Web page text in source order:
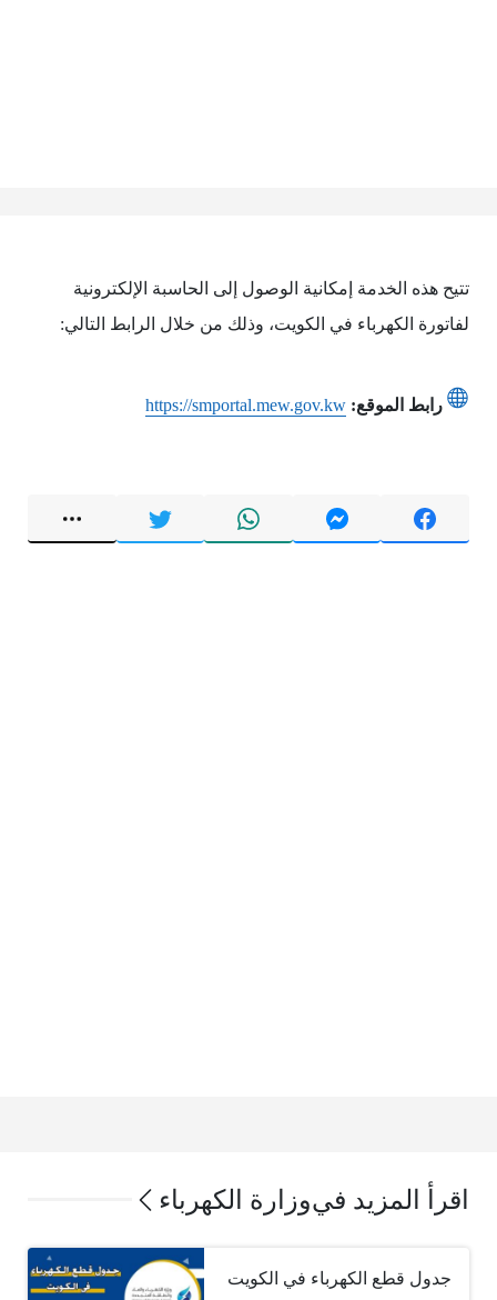
تتيح هذه الخدمة إمكانية الوصول إلى الحاسبة الإلكترونية
لفاتورة الكهرباء في الكويت، وذلك من خلال الرابط التالي:
رابط الموقع: https://smportal.mew.gov.kw
اقرأ المزيد فيوزارة الكهرباء
جدول قطع الكهرباء في الكويت